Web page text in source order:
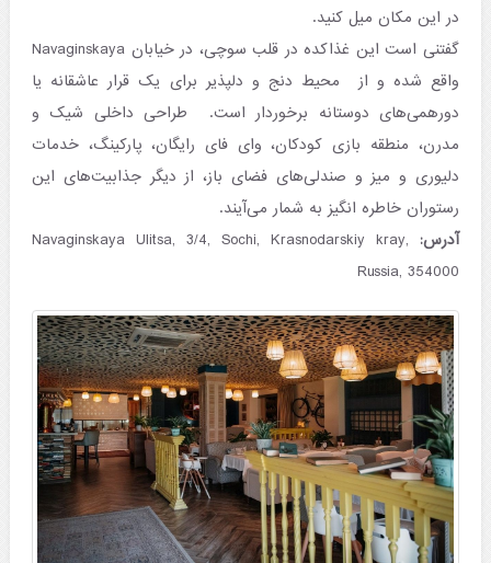
در این مکان میل کنید.
گفتنی است این غذاکده در قلب سوچی، در خیابان Navaginskaya
واقع شده و از محیط دنج و دلپذیر برای یک قرار عاشقانه یا
دورهمی‌های دوستانه برخوردار است. طراحی داخلی شیک و
مدرن، منطقه بازی کودکان، وای فای رایگان، پارکینگ، خدمات
دلیوری و میز و صندلی‌های فضای باز، از دیگر جذابیت‌های این
رستوران خاطره انگیز به شمار می‌آیند.
آدرس: Navaginskaya Ulitsa, 3/4, Sochi, Krasnodarskiy kray,
Russia, 354000